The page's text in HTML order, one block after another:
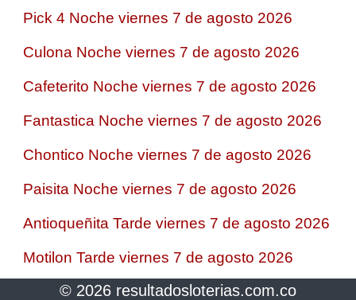
Pick 4 Noche viernes 7 de agosto 2026
Culona Noche viernes 7 de agosto 2026
Cafeterito Noche viernes 7 de agosto 2026
Fantastica Noche viernes 7 de agosto 2026
Chontico Noche viernes 7 de agosto 2026
Paisita Noche viernes 7 de agosto 2026
Antioqueñita Tarde viernes 7 de agosto 2026
Motilon Tarde viernes 7 de agosto 2026
© 2026 resultadosloterias.com.co